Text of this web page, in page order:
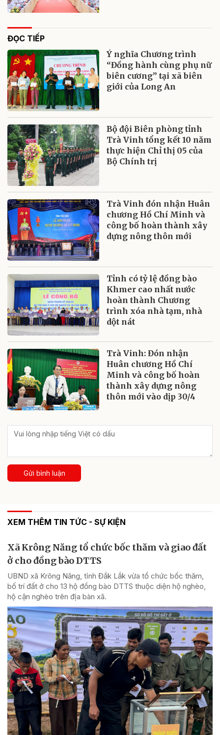
ĐỌC TIẾP
Ý nghĩa Chương trình
“Đồng hành cùng phụ nữ
biên cương” tại xã biên
giới của Long An
Bộ đội Biên phòng tỉnh
Trà Vinh tổng kết 10 năm
thực hiện Chỉ thị 05 của
Bộ Chính trị
Trà Vinh đón nhận Huân
chương Hồ Chí Minh và
công bố hoàn thành xây
dựng nông thôn mới
Tỉnh có tỷ lệ đồng bào
Khmer cao nhất nước
hoàn thành Chương
trình xóa nhà tạm, nhà
dột nát
Trà Vinh: Đón nhận
Huân chương Hồ Chí
Minh và công bố hoàn
thành xây dựng nông
thôn mới vào dịp 30/4
Gửi bình luận
XEM THÊM TIN TỨC - SỰ KIỆN
Xã Krông Năng tổ chức bốc thăm và giao đất
ở cho đồng bào DTTS
UBND xã Krông Năng, tỉnh Đắk Lắk vừa tổ chức bốc thăm,
bố trí đất ở cho 13 hộ đồng bào DTTS thuộc diện hộ nghèo,
hộ cận nghèo trên địa bàn xã.